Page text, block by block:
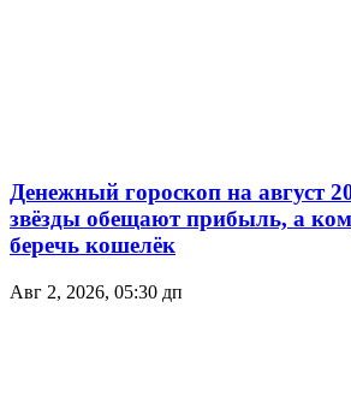
Денежный гороскоп на август
звёзды обещают прибыль, а
беречь кошелёк
Авг 2, 2026, 05:30 дп